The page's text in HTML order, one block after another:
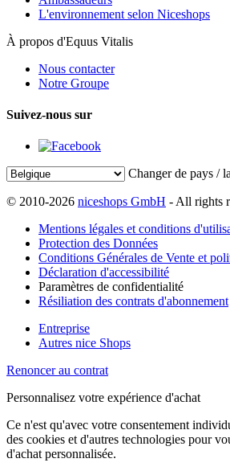
L'environnement selon Niceshops
À propos d'Equus Vitalis
Nous contacter
Notre Groupe
Suivez-nous sur
Changer de pays /
© 2010-2026 niceshops GmbH - All rights
Mentions légales et conditions
Protection des Données
Conditions Générales de Vente et
Déclaration d'accessibilité
Paramètres de confidentialité
Résiliation des contrats d'abonnement
Entreprise
Autres nice Shops
Renoncer au contrat
Personnalisez votre expérience d'achat
Ce n'est qu'avec votre consentement
des cookies et d'autres technologies pour
d'achat personnalisée.